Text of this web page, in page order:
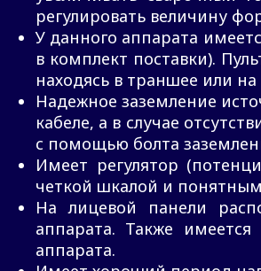
регулировать величину
У данного аппарата
в комплект поставки).
находясь в траншее или
Надежное заземление
кабеле, а в случае
с помощью болта
Имеет регулятор
четкой шкалой и
На лицевой панели
аппарата. Также
аппарата.